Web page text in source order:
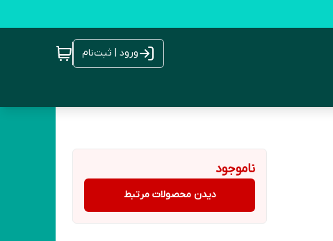
ورود | ثبت‌نام
ناموجود
دیدن محصولات مرتبط